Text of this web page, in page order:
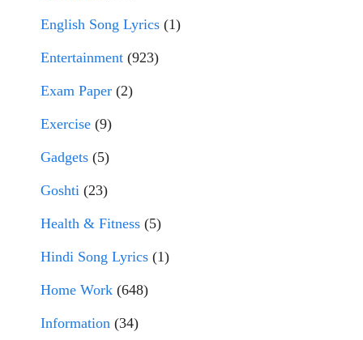
English Song Lyrics (1)
Entertainment (923)
Exam Paper (2)
Exercise (9)
Gadgets (5)
Goshti (23)
Health & Fitness (5)
Hindi Song Lyrics (1)
Home Work (648)
Information (34)